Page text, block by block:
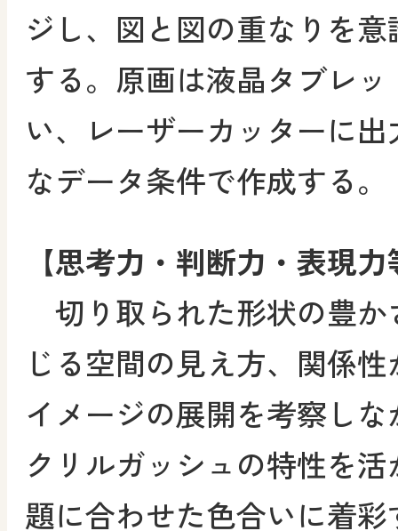
ジし、図と図の重なりを
する。原画は液晶タブレ
い、レーザーカッターに
なデータ条件で作成する。
【思考力・判断力・表現
切り取られた形状の豊か
じる空間の見え方、関係
イメージの展開を考察し
クリルガッシュの特性を
題に合わせた色合いに着彩